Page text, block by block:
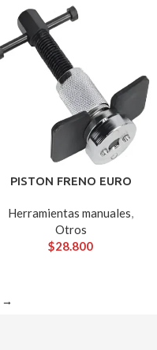
PISTON FRENO EURO
Herramientas manuales,
Otros
$28.800
→